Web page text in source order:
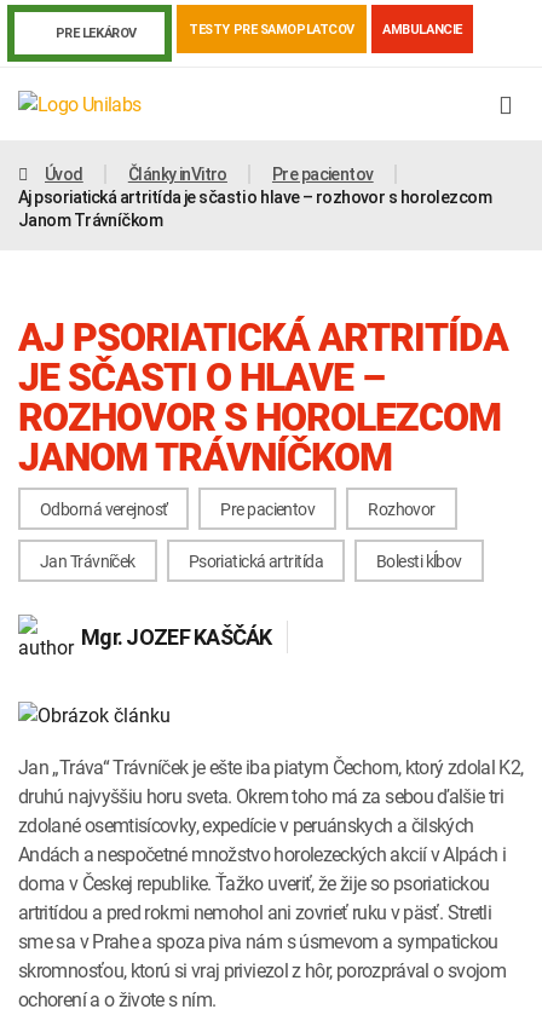
PRE LEKÁROV TESTY PRE SAMOPLATCOV AMBULANCIE
Genetika Covid-19 Žiadanky a tlačivá
Výsledky vyšetrení Kortizol Odberová príručka
INTOLERANCIA POTRAVÍN Lymská borelióza
Úvod Články inVitro
Pre pacientov
Aj psoriatická artritída je sčasti o hlave – rozhovor s horolezcom
Janom Trávníčkom
AJ PSORIATICKÁ ARTRITÍDA
JE SČASTI O HLAVE –
ROZHOVOR S HOROLEZCOM
JANOM TRÁVNÍČKOM
Odborná verejnosť Pre pacientov Rozhovor
Jan Trávníček Psoriatická artritída Bolesti kĺbov
Mgr.JOZEF KAŠČÁK
Jan „Tráva“ Trávníček je ešte iba piatym Čechom, ktorý zdolal K2,
druhú najvyššiu horu sveta. Okrem toho má za sebou ďalšie tri
zdolané osem­tisícovky, expedície v peruánskych a čilských
Andách a nespočetné množstvo horolezeckých akcií v Alpách i
doma v Českej republike. Ťažko uveriť, že žije so psoriatickou
artritídou a pred rokmi nemohol ani zovrieť ruku v päsť. Stretli
sme sa v Prahe a spoza piva nám s úsmevom a sympatickou
skromnosťou, ktorú si vraj priviezol z hôr, porozprával o svojom
ochorení a o živote s ním.